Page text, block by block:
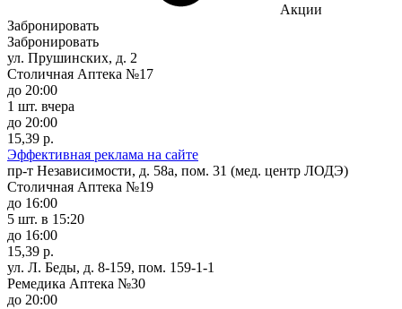
Акции
Забронировать
Забронировать
ул. Прушинских, д. 2
Столичная Аптека №17
до 20:00
1 шт. вчера
до 20:00
15,39 р.
Эффективная реклама на сайте
пр-т Независимости, д. 58а, пом. 31 (мед. центр ЛОДЭ)
Столичная Аптека №19
до 16:00
5 шт. в 15:20
до 16:00
15,39 р.
ул. Л. Беды, д. 8-159, пом. 159-1-1
Ремедика Аптека №30
до 20:00